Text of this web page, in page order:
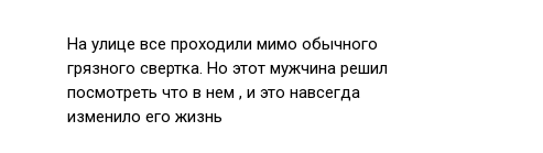
На улице все проходили мимо обычного
грязного свертка. Но этот мужчина решил
посмотреть что в нем , и это навсегда
изменило его жизнь